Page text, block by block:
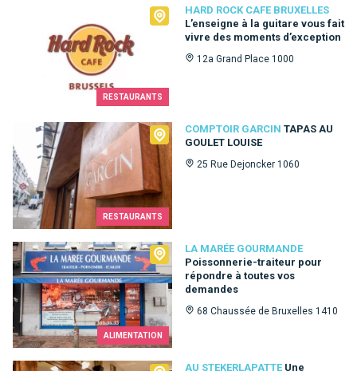
RESTAURANTS
HARD ROCK CAFE BRUXELLES
L’enseigne à la guitare vous fait
vivre des moments d’exception
12a Grand Place 1000
Hard Rock Cafe Bruxelles
RESTAURANTS
COMPTOIR GARCIN TAPAS AU
GOULET LOUISE
25 Rue Dejoncker 1060
Comptoir Garcin
ALIMENTATION
LA MARÉE GOURMANDE
Poissonnerie-traiteur pour
répondre à toutes vos
demandes
68 Chaussée de Bruxelles 1410
La Marée Gourmande
AU STEKERLAPATTE Une